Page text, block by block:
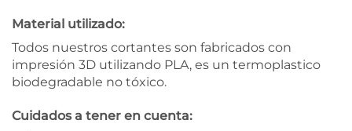
Material utilizado:
Todos nuestros cortantes son fabricados con
impresión 3D utilizando PLA, es un termoplastico
biodegradable no tóxico.
Cuidados a tener en cuenta: